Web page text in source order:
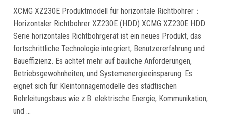
XCMG XZ230E Produktmodell für horizontale Richtbohrer：
Horizontaler Richtbohrer XZ230E (HDD) XCMG XZ230E HDD
Serie horizontales Richtbohrgerät ist ein neues Produkt, das
fortschrittliche Technologie integriert, Benutzererfahrung und
Baueffizienz. Es achtet mehr auf bauliche Anforderungen,
Betriebsgewohnheiten, und Systemenergieeinsparung. Es
eignet sich für Kleintonnagemodelle des städtischen
Rohrleitungsbaus wie z.B. elektrische Energie, Kommunikation,
und …